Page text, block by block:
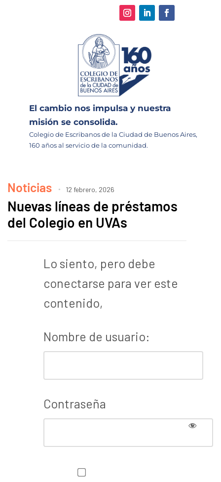
El cambio nos impulsa y nuestra
misión se consolida.
Colegio de Escribanos de la Ciudad de Buenos Aires,
160 años al servicio de la comunidad.
Noticias 12 febrero, 2026
Nuevas líneas de préstamos
del Colegio en UVAs
Lo siento, pero debe
conectarse para ver este
contenido,
Nombre de usuario:
Contraseña